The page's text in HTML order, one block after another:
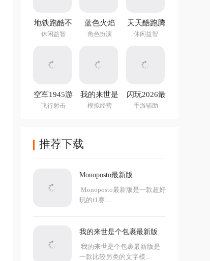
地铁跑酷不
用实名认证
休闲益智
蓝色火焰
(Blue Fire)
角色扮演
天天酷跑腾
讯游戏
休闲益智
空军1945游
戏手机版
飞行射击
我的来世是
个包裹最新
模拟经营
闪玩2026最
新版本
手游辅助
推荐下载
Monoposto最新版
Monoposto最新版是一款超好
玩的f1赛...
我的来世是个包裹最新版
我的来世是个包裹最新版是
一款比较另类的文字模...